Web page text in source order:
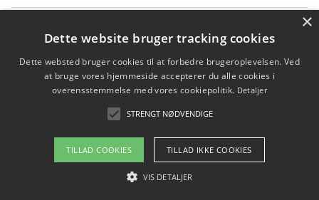
får du indgår et samarbejde
Hold et møde med en WordPress ekspert og vælg den
mest professionelle til at vedligeholde din løsning
Copyright 2026 - Pilanto Aps
Om / kontakt
×
Dette website bruger tracking cookies
Dette websted bruger cookies til at forbedre brugeroplevelsen. Ved
at bruge vores hjemmeside accepterer du alle cookies i
overensstemmelse med vores cookiepolitik. Detaljer
STRENGT NØDVENDIGE
TILLAD COOKIES TILLAD IKKE COOKIES
VIS DETALJER